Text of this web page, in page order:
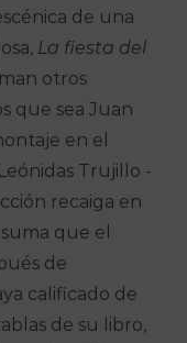
de una
La fiesta del
otros
que sea Juan
en el
Trujillo -
recaiga en
que el
de
calificado de
de su libro,